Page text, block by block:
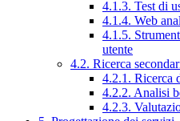
4.1.3. Test di
4.1.4. Web
4.1.5.
utente
4.2. Ricerca
4.2.1. Ricerca
4.2.2. Analisi
4.2.3.